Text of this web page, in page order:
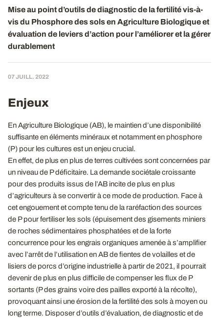
Mise au point d’outils de diagnostic de la fertilité vis-à-
vis du Phosphore des sols en Agriculture Biologique et
évaluation de leviers d’action pour l’améliorer et la gérer
durablement
07 JUILL. 2022
Enjeux
En Agriculture Biologique (AB), le maintien d’une disponibilité
suffisante en éléments minéraux et notamment en phosphore
(P) pour les cultures est un enjeu crucial.
En effet, de plus en plus de terres cultivées sont concernées par
un niveau de P déficitaire. La demande sociétale croissante
pour des produits issus de l’AB incite de plus en plus
d’agriculteurs à se convertir à ce mode de production. Face à
cet engouement et compte tenu de la raréfaction des sources
de P pour fertiliser les sols (épuisement des gisements miniers
de roches sédimentaires phosphatées et de la forte
concurrence pour les engrais organiques amenée à s’amplifier
avec l’arrêt de l’utilisation en AB de fientes de volailles et de
lisiers de porcs d’origine industrielle à partir de 2021, il pourrait
devenir de plus en plus difficile de compenser les flux de P
sortants (P des grains voire des pailles exporté à la récolte),
provoquant ainsi une érosion de la fertilité des sols à moyen ou
long terme. Disposer d’outils d’évaluation, de diagnostic et de